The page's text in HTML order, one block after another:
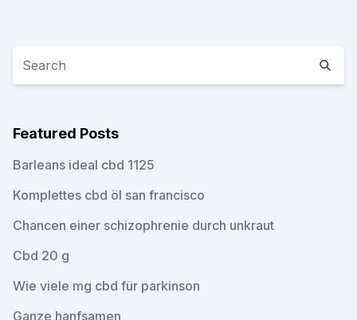
Featured Posts
Barleans ideal cbd 1125
Komplettes cbd öl san francisco
Chancen einer schizophrenie durch unkraut
Cbd 20 g
Wie viele mg cbd für parkinson
Ganze hanfsamen